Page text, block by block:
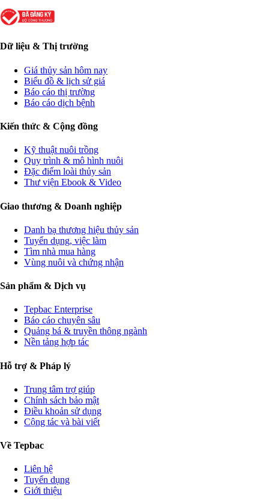
Dữ liệu & Thị trường
Giá thủy sản hôm nay
Biểu đồ & lịch sử giá
Báo cáo thị trường
Báo cáo dịch bệnh
Kiến thức & Cộng đồng
Kỹ thuật nuôi trồng
Quy trình & mô hình nuôi
Đặc điểm loài thủy sản
Thư viện Ebook & Video
Giao thương & Doanh nghiệp
Danh bạ thương hiệu thủy sản
Tuyển dụng, việc làm
Tìm nhà mua hàng
Vùng nuôi và chứng nhận
Sản phẩm & Dịch vụ
Tepbac Enterprise
Báo cáo chuyên sâu
Quảng bá & truyền thông ngành
Nền tảng hợp tác
Hỗ trợ & Pháp lý
Trung tâm trợ giúp
Chính sách bảo mật
Điều khoản sử dụng
Cộng tác và bài viết
Về Tepbac
Liên hệ
Tuyển dụng
Giới thiệu